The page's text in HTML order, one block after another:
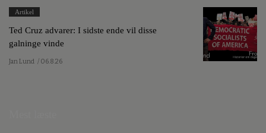
Artikel
Ted Cruz advarer: I sidste ende vil disse
galninge vinde
Jan Lund / 06.8.26